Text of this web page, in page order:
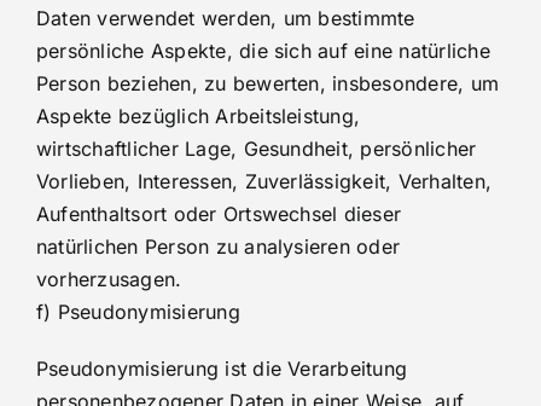
Daten verwendet werden, um bestimmte
persönliche Aspekte, die sich auf eine natürliche
Person beziehen, zu bewerten, insbesondere, um
Aspekte bezüglich Arbeitsleistung,
wirtschaftlicher Lage, Gesundheit, persönlicher
Vorlieben, Interessen, Zuverlässigkeit, Verhalten,
Aufenthaltsort oder Ortswechsel dieser
natürlichen Person zu analysieren oder
vorherzusagen.
f) Pseudonymisierung
Pseudonymisierung ist die Verarbeitung